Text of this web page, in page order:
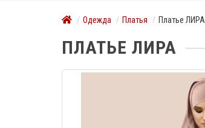
Одежда Платья Платье ЛИРА
ПЛАТЬЕ ЛИРА